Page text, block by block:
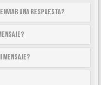
enviar una respuesta?
mensaje?